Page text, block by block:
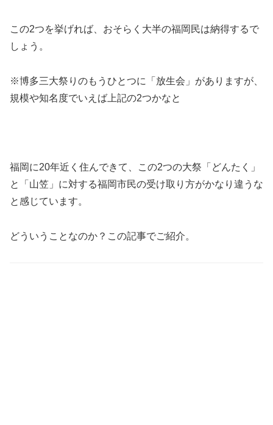
この2つを挙げれば、おそらく大半の福岡民は納得するで
しょう。
※博多三大祭りのもうひとつに「放生会」がありますが、
規模や知名度でいえば上記の2つかなと
福岡に20年近く住んできて、この2つの大祭「どんたく」
と「山笠」に対する福岡市民の受け取り方がかなり違うな
と感じています。
どういうことなのか？この記事でご紹介。